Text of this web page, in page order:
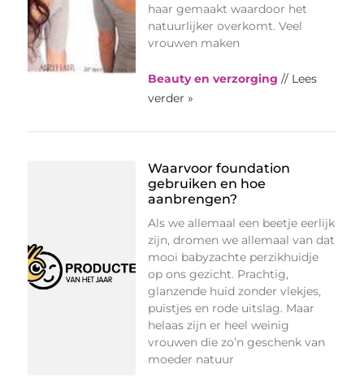
haar gemaakt waardoor het
natuurlijker overkomt. Veel
vrouwen maken
Beauty en verzorging // Lees
verder »
Waarvoor foundation
gebruiken en hoe
aanbrengen?
Als we allemaal een beetje eerlijk
zijn, dromen we allemaal van dat
mooi babyzachte perzikhuidje
op ons gezicht. Prachtig,
glanzende huid zonder vlekjes,
puistjes en rode uitslag. Maar
helaas zijn er heel weinig
vrouwen die zo’n geschenk van
moeder natuur